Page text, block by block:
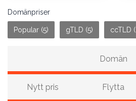
Domänpriser
Popular (5) gTLD (5) ccTLD
Domän
Nytt pris Flytta